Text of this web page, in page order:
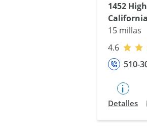
1452
15 millas
4.6
510-
Detalles